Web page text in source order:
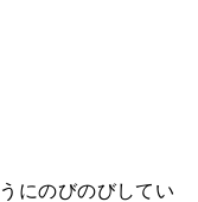
にのびのびしてい